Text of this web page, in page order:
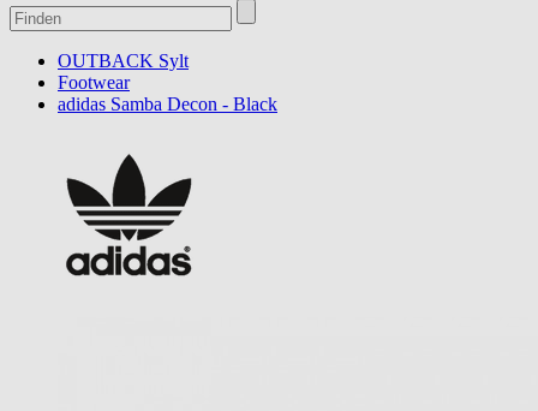
OUTBACK Sylt
Footwear
adidas Samba Decon - Black